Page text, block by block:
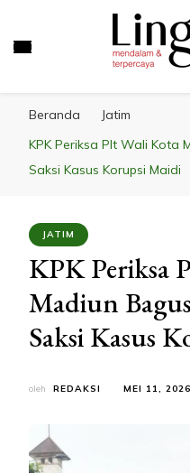
Beranda
Jatim
KPK Periksa Plt Wali Kota
Saksi Kasus Korupsi Maidi
JATIM
KPK Periksa
Madiun
Saksi Kasus
oleh REDAKSI MEI 11, 2026